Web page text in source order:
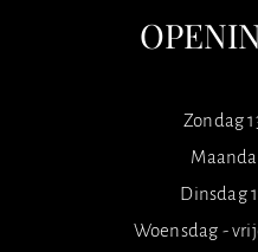
Zondag
Dinsdag
Woensdag -